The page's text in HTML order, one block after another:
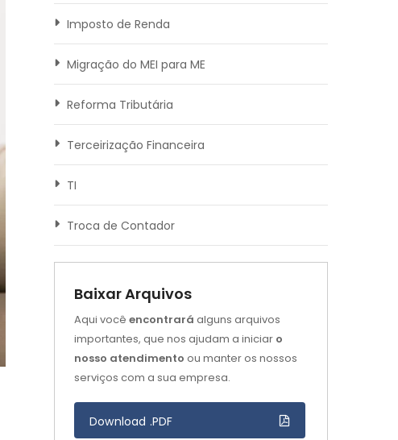
Imposto de Renda
Migração do MEI para ME
Reforma Tributária
Terceirização Financeira
TI
Troca de Contador
Baixar Arquivos
Aqui você encontrará alguns arquivos
importantes, que nos ajudam a iniciar o
nosso atendimento ou manter os nossos
serviços com a sua empresa.
Download .PDF